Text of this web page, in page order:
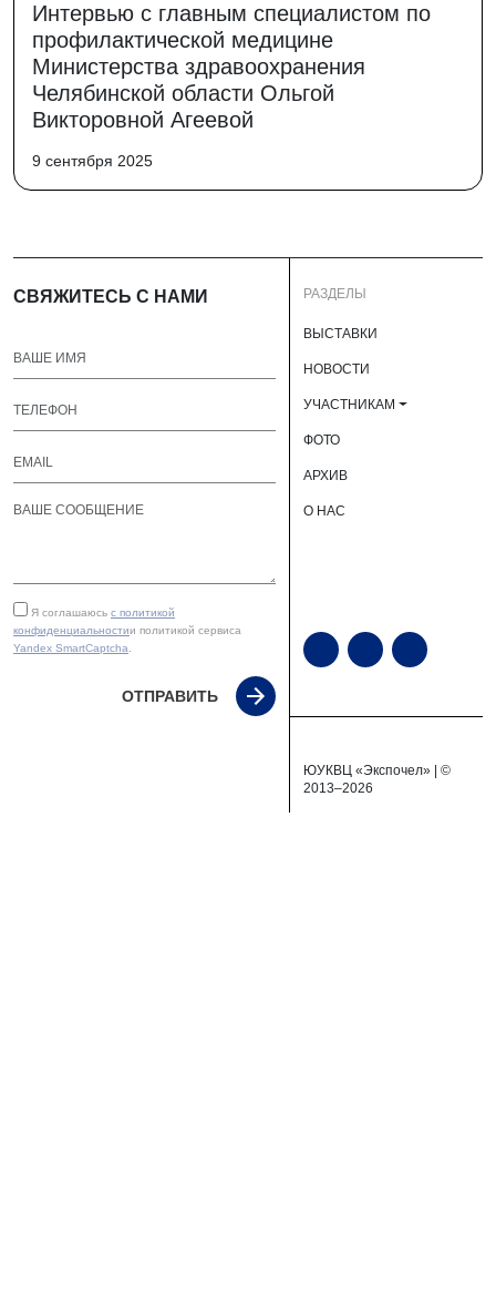
Интервью с главным специалистом по
профилактической медицине
Министерства здравоохранения
Челябинской области Ольгой
Викторовной Агеевой
9 сентября 2025
СВЯЖИТЕСЬ С НАМИ
Я соглашаюсь с политикой
конфиденциальностии политикой сервиса
Yandex SmartCaptcha.
ОТПРАВИТЬ
РАЗДЕЛЫ
ВЫСТАВКИ
НОВОСТИ
УЧАСТНИКАМ
ФОТО
АРХИВ
О НАС
ЮУКВЦ «Экспочел» | ©
2013–2026